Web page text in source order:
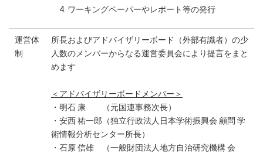
ワーキングペーパーやレポート等の発行
運営体
制
所長およびアドバイザリーボード（外部有識者）の少
人数のメンバーからなる運営委員会により提言をまと
めます
＜アドバイザリーボードメンバー＞
・明石 康 （元国連事務次長）
・安西 祐一郎（独立行政法人日本学術振興会 顧問 学
術情報分析センター所長）
・石原 信雄 （一般財団法人地方自治研究機構 会